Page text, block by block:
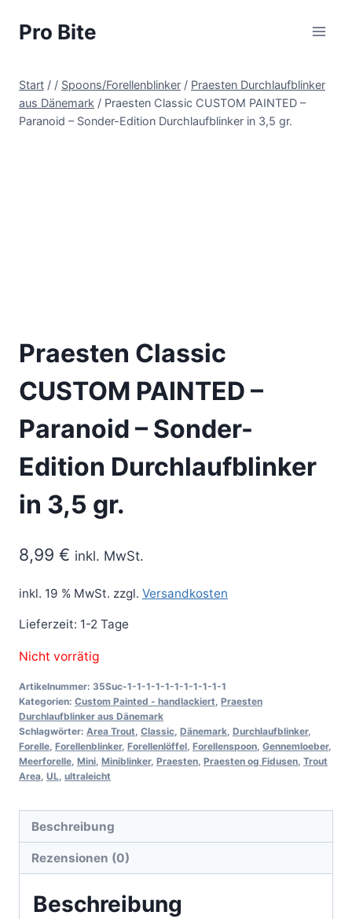
Pro Bite
Start / / Spoons/Forellenblinker / Praesten Durchlaufblinker
aus Dänemark / Praesten Classic CUSTOM PAINTED –
Paranoid – Sonder-Edition Durchlaufblinker in 3,5 gr.
Praesten Classic
CUSTOM PAINTED –
Paranoid – Sonder-
Edition Durchlaufblinker
in 3,5 gr.
8,99 € inkl. MwSt.
inkl. 19 % MwSt. zzgl. Versandkosten
Lieferzeit: 1-2 Tage
Nicht vorrätig
Artikelnummer: 35Suc-1-1-1-1-1-1-1-1-1-1-1
Kategorien: Custom Painted - handlackiert Praesten
Durchlaufblinker aus Dänemark
Schlagwörter: Area Trout Classic Dänemark Durchlaufblinker,
Forelle Forellenblinker, Forellenlöffel Forellenspoon Gennemloeber,
Meerforelle Mini Miniblinker, Praesten Praesten og Fidusen Trout
Area UL ultraleicht
Beschreibung
Rezensionen (0)
Beschreibung